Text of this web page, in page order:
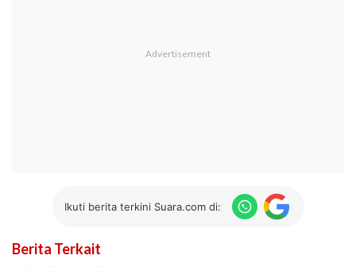
Ikuti berita terkini Suara.com di:
Berita Terkait